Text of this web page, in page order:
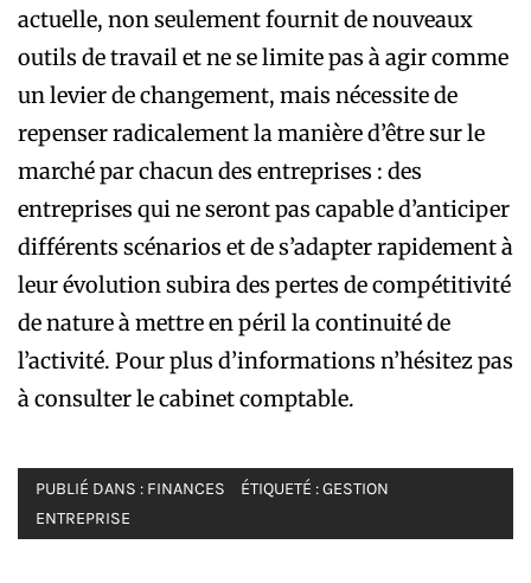
actuelle, non seulement fournit de nouveaux
outils de travail et ne se limite pas à agir comme
un levier de changement, mais nécessite de
repenser radicalement la manière d’être sur le
marché par chacun des entreprises : des
entreprises qui ne seront pas capable d’anticiper
différents scénarios et de s’adapter rapidement à
leur évolution subira des pertes de compétitivité
de nature à mettre en péril la continuité de
l’activité. Pour plus d’informations n’hésitez pas
à consulter le cabinet comptable.
PUBLIÉ DANS : FINANCES ÉTIQUETÉ :GESTION
ENTREPRISE